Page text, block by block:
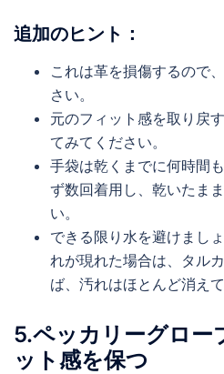
追加のヒント：
これは革を損傷するので
さい。
元のフィット感を取り戻
てみてください。
手袋は乾くまでに何時間
ず数回着用し、乾いたま
い。
できる限り水を避けまし
れが現れた場合は、タル
ば、汚れはほとんど消えて
5.ペッカリーグロー
ット感を保つ